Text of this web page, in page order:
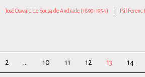
José Oswald de Sousa de Andrade (1890-1954) Pál Ferenc
2 ... 10 11 12 13 14